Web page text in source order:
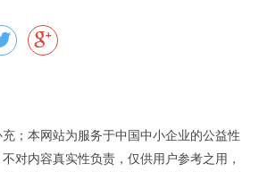
；本网站为服务于中国中小企业的公益性
对内容真实性负责，仅供用户参考之用，